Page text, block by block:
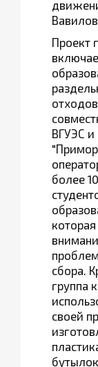
Проект
ВГУЭС и
более
сбора.
группа
своей